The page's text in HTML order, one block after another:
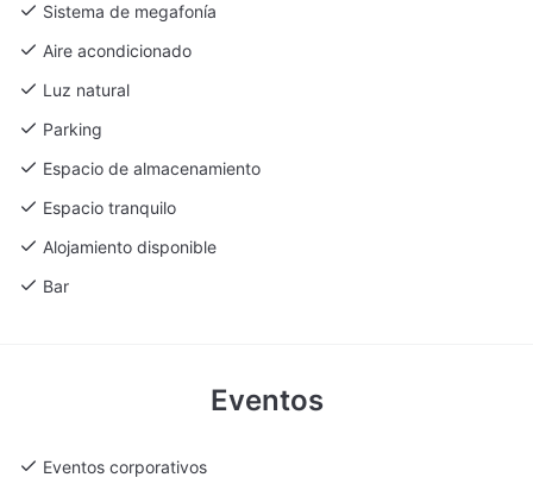
Sistema de megafonía
Aire acondicionado
Luz natural
Parking
Espacio de almacenamiento
Espacio tranquilo
Alojamiento disponible
Bar
Eventos
Eventos corporativos